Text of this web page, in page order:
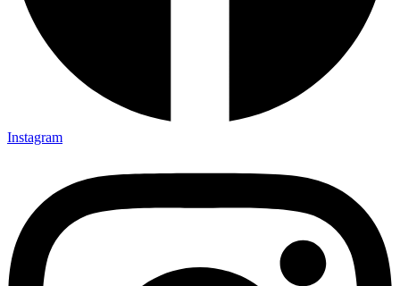
Instagram